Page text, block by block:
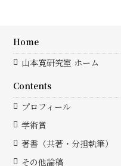
Home
山本寛研究室 ホーム
Contents
プロフィール
学術賞
著書（共著・分担執筆）
その他論稿